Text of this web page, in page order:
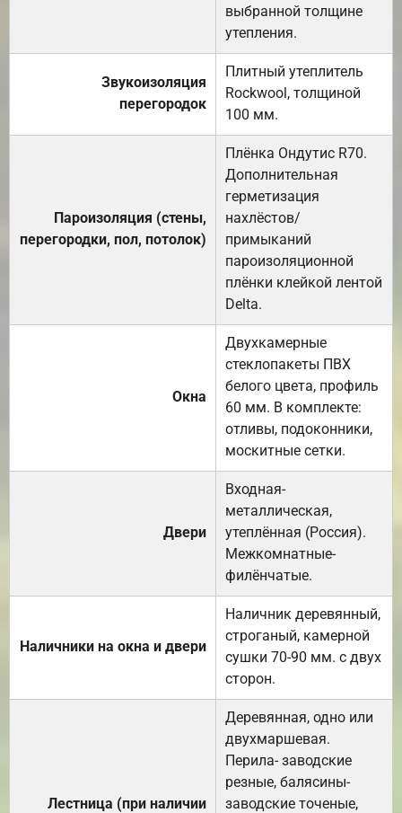
выбранной толщине
утепления.
Звукоизоляция
перегородок
Плитный утеплитель
Rockwool, толщиной
100 мм.
Пароизоляция (стены,
перегородки, пол, потолок)
Плёнка Ондутис R70.
Дополнительная
герметизация
нахлёстов/
примыканий
пароизоляционной
плёнки клейкой лентой
Delta.
Окна
Двухкамерные
стеклопакеты ПВХ
белого цвета, профиль
60 мм. В комплекте:
отливы, подоконники,
москитные сетки.
Двери
Входная-
металлическая,
утеплённая (Россия).
Межкомнатные-
филёнчатые.
Наличники на окна и двери
Наличник деревянный,
строганый, камерной
сушки 70-90 мм. с двух
сторон.
Лестница (при наличии
Деревянная, одно или
двухмаршевая.
Перила- заводские
резные, балясины-
заводские точеные,